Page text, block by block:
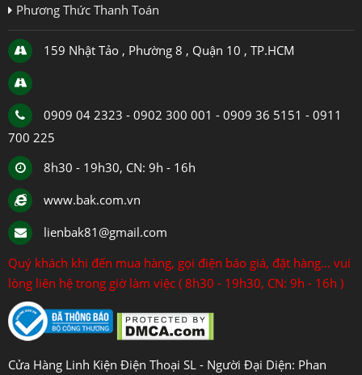
Phương Thức Thanh Toán
159 Nhật Tảo , Phường 8 , Quận 10 , TP.HCM
0909 04 2323 - 0902 300 001 - 0909 36 5151 - 0911
700 225
8h30 - 19h30, CN: 9h - 16h
www.bak.com.vn
lienbak81@gmail.com
Quý khách khi đến mua hàng, gọi điện báo giá, đặt hàng... vui
lòng liên hệ trong giờ làm việc ( 8h30 - 19h30, CN: 9h - 16h )
Cửa Hàng Linh Kiện Điện Thoại SL - Người Đại Diện: Phan